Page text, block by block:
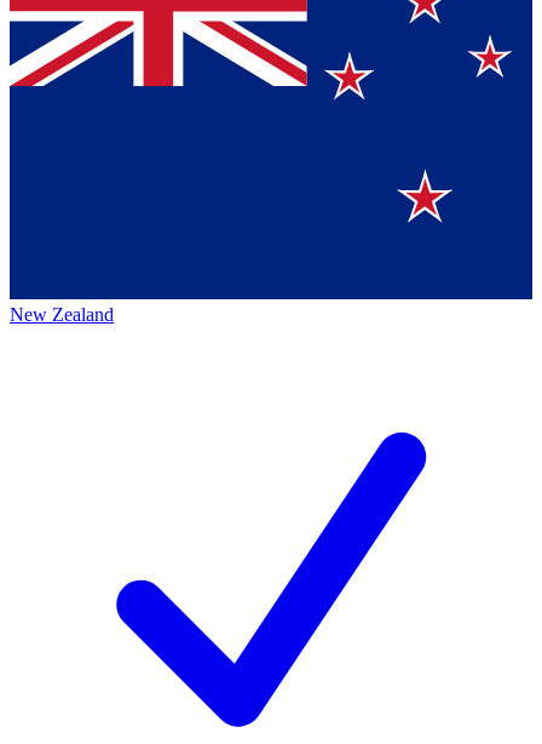
New Zealand